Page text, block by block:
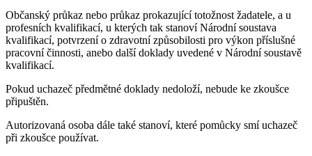
Občanský průkaz nebo průkaz prokazující totožnost žadatele, a u
profesních kvalifikací, u kterých tak stanoví Národní soustava
kvalifikací, potvrzení o zdravotní způsobilosti pro výkon příslušné
pracovní činnosti, anebo další doklady uvedené v Národní soustavě
kvalifikací.
Pokud uchazeč předmětné doklady nedoloží, nebude ke zkoušce
připuštěn.
Autorizovaná osoba dále také stanoví, které pomůcky smí uchazeč
při zkoušce používat.